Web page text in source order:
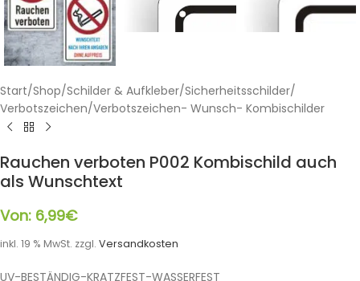
Start/Shop/Schilder & Aufkleber/Sicherheitsschilder/
Verbotszeichen/Verbotszeichen- Wunsch- Kombischilder
Rauchen verboten P002 Kombischild auch
als Wunschtext
Von: 6,99€
inkl. 19 % MwSt. zzgl. Versandkosten
UV-BESTÄNDIG-KRATZFEST-WASSERFEST